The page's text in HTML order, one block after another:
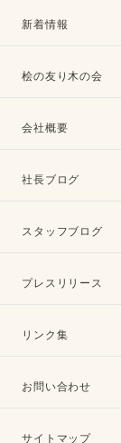
新着情報
桧の友り木の会
会社概要
社長ブログ
スタッフブログ
プレスリリース
リンク集
お問い合わせ
サイトマップ